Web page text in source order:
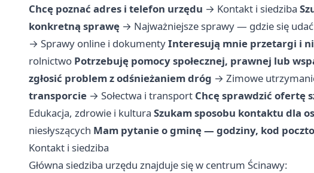
Chcę poznać adres i telefon urzędu → Kontakt i siedziba
konkretną sprawę → Najważniejsze sprawy — gdzie się udać
→ Sprawy online i dokumentyInteresują mnie przetargi i
rolnictwo Potrzebuję pomocy społecznej, prawnej lub
zgłosić problem z odśnieżaniem dróg → Zimowe
transporcie → Sołectwa i transport Chcę sprawdzić ofertę
Edukacja, zdrowie i kultura Szukam sposobu kontaktu dla
niesłyszących Mam pytanie o gminę — godziny, kod
Kontakt i siedziba
Główna siedziba urzędu znajduje się w centrum Ścinawy: